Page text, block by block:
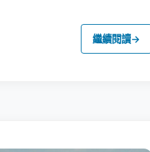
繼續閱讀→